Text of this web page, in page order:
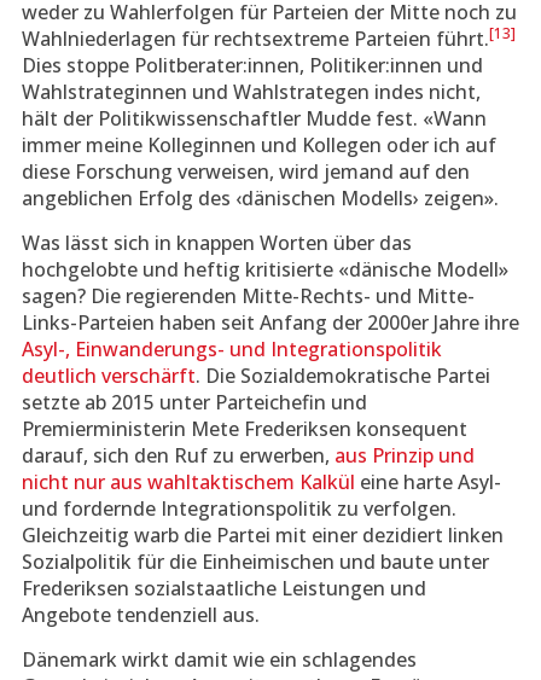
weder zu Wahlerfolgen für Parteien der Mitte noch zu
Wahlniederlagen für rechtsextreme Parteien führt.[13]
Dies stoppe Politberater:innen, Politiker:innen und
Wahlstrateginnen und Wahlstrategen indes nicht,
hält der Politikwissenschaftler Mudde fest. «Wann
immer meine Kolleginnen und Kollegen oder ich auf
diese Forschung verweisen, wird jemand auf den
angeblichen Erfolg des ‹dänischen Modells› zeigen».
Was lässt sich in knappen Worten über das
hochgelobte und heftig kritisierte «dänische Modell»
sagen? Die regierenden Mitte-Rechts- und Mitte-
Links-Parteien haben seit Anfang der 2000er Jahre ihre
Asyl-, Einwanderungs- und Integrationspolitik
deutlich verschärft. Die Sozialdemokratische Partei
setzte ab 2015 unter Parteichefin und
Premierministerin Mete Frederiksen konsequent
darauf, sich den Ruf zu erwerben, aus Prinzip und
nicht nur aus wahltaktischem Kalkül eine harte Asyl-
und fordernde Integrationspolitik zu verfolgen.
Gleichzeitig warb die Partei mit einer dezidiert linken
Sozialpolitik für die Einheimischen und baute unter
Frederiksen sozialstaatliche Leistungen und
Angebote tendenziell aus.
Dänemark wirkt damit wie ein schlagendes